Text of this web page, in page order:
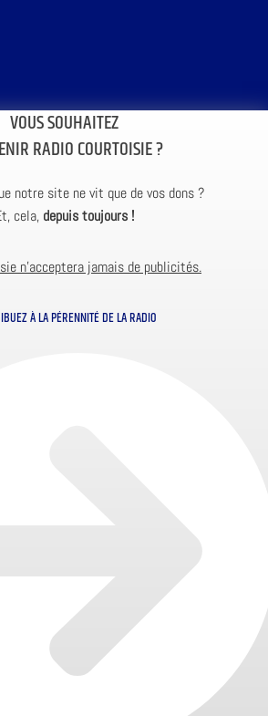
VOUS SOUHAITEZ
RADIO COURTOISIE ?
notre site ne vit que de vos dons ?
cela, depuis toujours !
n’acceptera jamais de publicités.
À LA PÉRENNITÉ DE LA RADIO